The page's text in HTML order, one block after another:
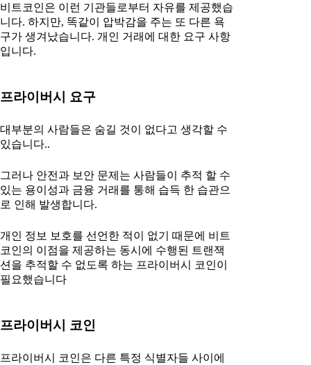
비트코인은 이런 기관들로부터 자유를 제공했습
니다. 하지만, 똑같이 압박감을 주는 또 다른 욕
구가 생겨났습니다. 개인 거래에 대한 요구 사항
입니다.
프라이버시 요구
대부분의 사람들은 숨길 것이 없다고 생각할 수
있습니다..
그러나 안전과 보안 문제는 사람들이 추적 할 수
있는 용이성과 금융 거래를 통해 습득 한 습관으
로 인해 발생합니다.
개인 정보 보호를 선언한 적이 없기 때문에 비트
코인의 이점을 제공하는 동시에 수행된 트랜잭
션을 추적할 수 없도록 하는 프라이버시 코인이
필요했습니다
프라이버시 코인
프라이버시 코인은 다른 특정 식별자들 사이에